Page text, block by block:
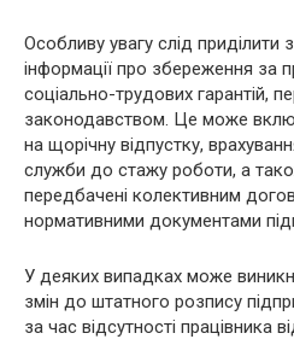
Особливу увагу слід приділити
інформації про збереження за
соціально-трудових гарантій,
законодавством. Це може
на щорічну відпустку,
служби до стажу роботи, а також
передбачені колективним
нормативними документами
У деяких випадках може
змін до штатного розпису
за час відсутності працівника